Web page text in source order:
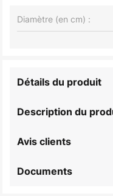
Diamètre (en cm) :
Description du
Détails du produit
Avis clients
Documents